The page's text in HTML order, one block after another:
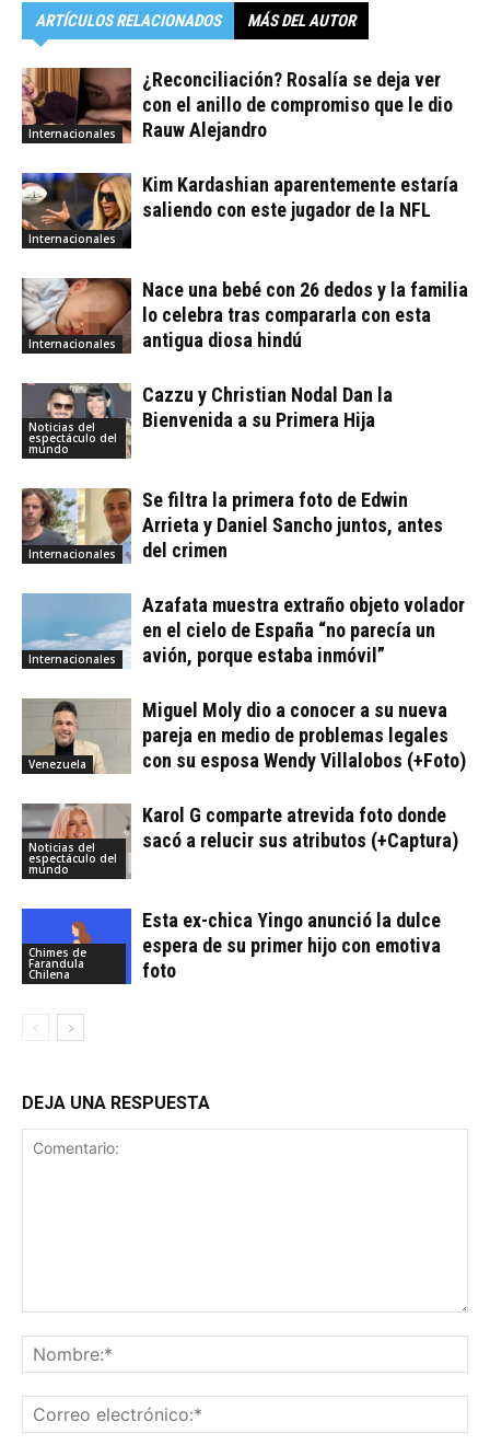
ARTÍCULOS RELACIONADOS MÁS DEL AUTOR
Internacionales
¿Reconciliación? Rosalía se deja ver
con el anillo de compromiso que le dio
Rauw Alejandro
Internacionales
Kim Kardashian aparentemente estaría
saliendo con este jugador de la NFL
Internacionales
Nace una bebé con 26 dedos y la familia
lo celebra tras compararla con esta
antigua diosa hindú
Noticias del
espectáculo del
mundo
Cazzu y Christian Nodal Dan la
Bienvenida a su Primera Hija
Internacionales
Se filtra la primera foto de Edwin
Arrieta y Daniel Sancho juntos, antes
del crimen
Internacionales
Azafata muestra extraño objeto volador
en el cielo de España “no parecía un
avión, porque estaba inmóvil”
Venezuela
Miguel Moly dio a conocer a su nueva
pareja en medio de problemas legales
con su esposa Wendy Villalobos (+Foto)
Noticias del
espectáculo del
mundo
Karol G comparte atrevida foto donde
sacó a relucir sus atributos (+Captura)
Chimes de
Farandula
Chilena
Esta ex-chica Yingo anunció la dulce
espera de su primer hijo con emotiva
foto
DEJA UNA RESPUESTA